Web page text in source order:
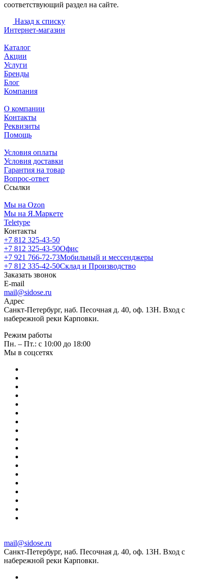
соответствующий раздел на сайте.
Назад к списку
Интернет-магазин
Каталог
Акции
Услуги
Бренды
Блог
Компания
О компании
Контакты
Реквизиты
Помощь
Условия оплаты
Условия доставки
Гарантия на товар
Вопрос-ответ
Ссылки
Мы на Ozon
Мы на Я.Маркете
Teletype
Контакты
+7 812 325-43-50
+7 812 325-43-50Офис
+7 921 766-72-73Мобильный и мессенджеры
+7 812 335-42-50Склад и Производство
Заказать звонок
E-mail
mail@sidose.ru
Адрес
Санкт-Петербург, наб. Песочная д. 40, оф. 13Н. Вход с
набережной реки Карповки.
Режим работы
Пн. – Пт.: с 10:00 до 18:00
Мы в соцсетях
mail@sidose.ru
Санкт-Петербург, наб. Песочная д. 40, оф. 13Н. Вход с
набережной реки Карповки.